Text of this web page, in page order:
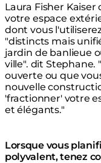
Laura Fisher
votre espace
dont vous
"distincts mais
jardin de banlieue
ville". dit Stephane.
ouverte ou que
nouvelle
'fractionner' votre
et élégants."
Lorsque vous
polyvalent, tenez